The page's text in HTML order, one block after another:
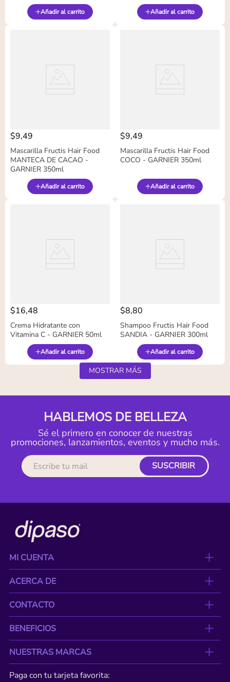
Añadir al carrito Añadir al carrito
$9,49
Mascarilla Fructis Hair Food
MANTECA DE CACAO -
GARNIER 350ml
Añadir al carrito
$9,49
Mascarilla Fructis Hair Food
COCO - GARNIER 350ml
Añadir al carrito
$16,48
Crema Hidratante con
Vitamina C - GARNIER 50ml
Añadir al carrito
$8,80
Shampoo Fructis Hair Food
SANDIA - GARNIER 300ml
Añadir al carrito
MOSTRAR MÁS
HABLEMOS DE BELLEZA
Sé el primero en conocer de nuestras
promociones, lanzamientos, eventos y mucho más.
SUSCRIBIR
MI CUENTA
ACERCA DE
CONTACTO
BENEFICIOS
NUESTRAS MARCAS
Paga con tu tarjeta favorita: